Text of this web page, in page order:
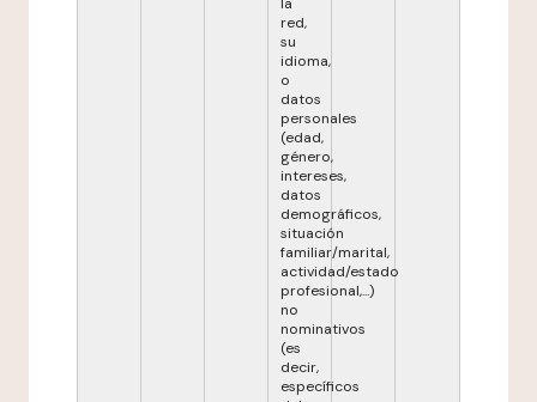
red,
su
idioma,
o
datos
personales
(edad,
género,
intereses,
datos
demográficos,
situación
familiar/marital,
actividad/estado
profesional,...)
no
nominativos
(es
decir,
específicos